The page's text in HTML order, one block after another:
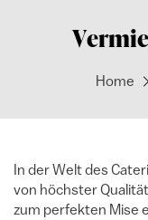
Home
In der Welt des
von höchster
zum perfekten Mise